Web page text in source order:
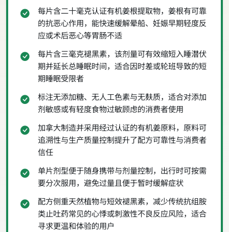
每片含二十毫克认证有机姜根提取物，姜根有可靠
的抗恶心作用，能快速缓解晕船、妊娠早期轻度反
应或术后恶心等胃肠不适
每片含三毫克褪黑素，该剂量可有效缩短入睡潜伏
期并延长总睡眠时间，适合因时差或轮班导致的短
期睡眠受限者
标注无添加糖、无人工色素与无麸质，适合对添加
剂敏感或有轻度食物过敏顾虑的消费者使用
加拿大制造并采用经过认证的有机姜原料，原料可
追溯性与生产质量控制提升了配方可靠性与消费者
信任
单片剂型便于随身携带与剂量控制，出行时可按需
要分次服用，避免过量且便于暂时缓解症状
配方侧重天然植物与短效褪黑素，减少传统抗组胺
类止吐药常见的心悸或刺激性不良反应风险，适合
寻求更温和体验的用户